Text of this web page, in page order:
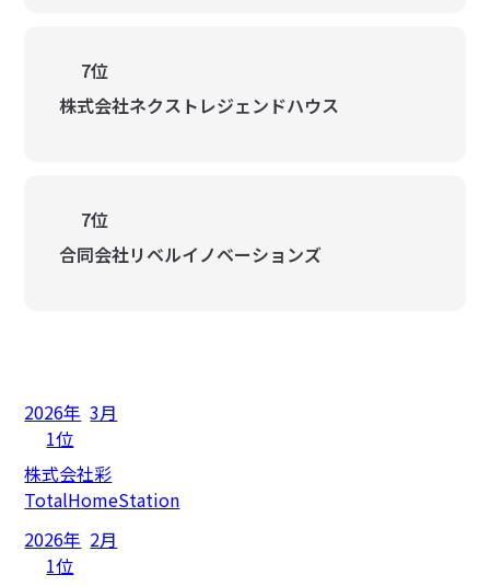
7位
株式会社ネクストレジェンドハウス
7位
合同会社リベルイノベーションズ
2026年 3月
1位
株式会社彩
TotalHomeStation
2026年 2月
1位